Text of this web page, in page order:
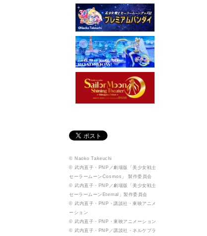
© Naoko Takeuchi
© 武内直子・PNP／劇場版「美少女戦士
セーラームーンCosmos」 製作委員会
© 武内直子・PNP／劇場版「美少女戦士
セーラームーンEternal」製作委員会
© 武内直子・PNP・講談社・東映アニメ
ーション
© 武内直子・PNP・東映アニメーション
© 武内直子・PNP／講談社・ネルケプラ